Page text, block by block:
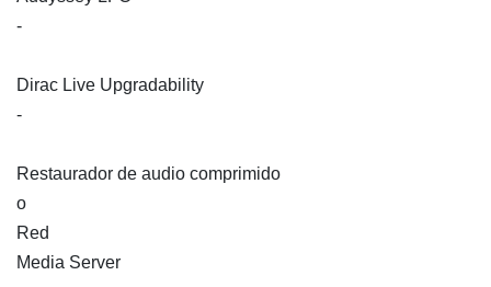
-
Dirac Live Upgradability
-
Restaurador de audio comprimido
o
Red
Media Server